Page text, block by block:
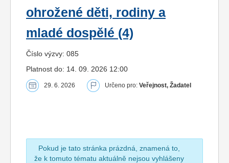
ohrožené děti, rodiny a
mladé dospělé (4)
Číslo výzvy: 085
Platnost do: 14. 09. 2026 12:00
29. 6. 2026 Určeno pro: Veřejnost, Žadatel
Pokud je tato stránka prázdná, znamená to,
že k tomuto tématu aktuálně nejsou vyhlášeny